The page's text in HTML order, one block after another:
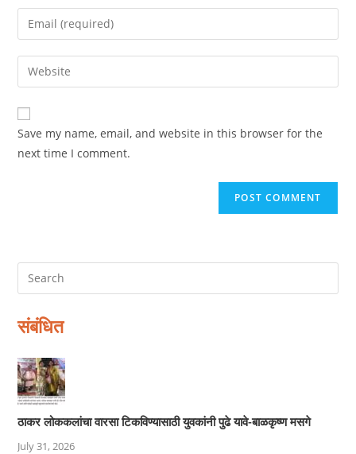
name
comment
Enter
your
email
address
comment
Enter
your
website
URL
(optional)
Save my name, email, and website in this browser for the
next time I comment.
संबंधित
ठाकर लोककलांचा वारसा टिकविण्यासाठी युवकांनी पुढे यावे-बाळकृष्ण मसगे
July 31, 2026